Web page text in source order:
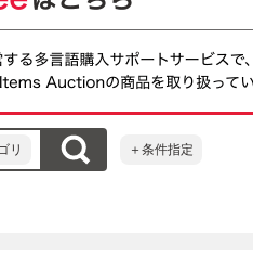
リ ＋条件指定